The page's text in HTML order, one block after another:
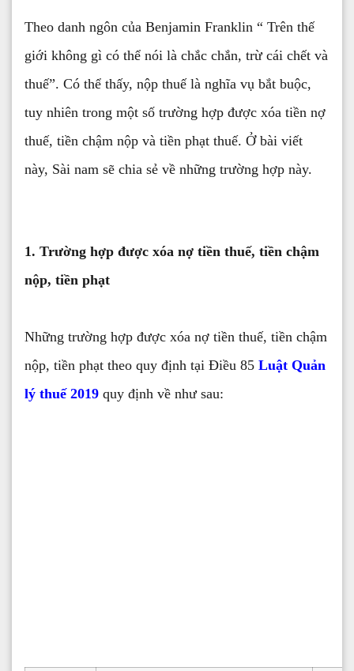
Theo danh ngôn của Benjamin Franklin “ Trên thế
giới không gì có thể nói là chắc chắn, trừ cái chết và
thuế”. Có thể thấy, nộp thuế là nghĩa vụ bắt buộc,
tuy nhiên trong một số trường hợp được xóa tiền nợ
thuế, tiền chậm nộp và tiền phạt thuế. Ở bài viết
này, Sài nam sẽ chia sẻ về những trường hợp này.
1. Trường hợp được xóa nợ tiền thuế, tiền chậm
nộp, tiền phạt
Những trường hợp được xóa nợ tiền thuế, tiền chậm
nộp, tiền phạt theo quy định tại Điều 85 Luật Quản
lý thuế 2019 quy định về như sau: